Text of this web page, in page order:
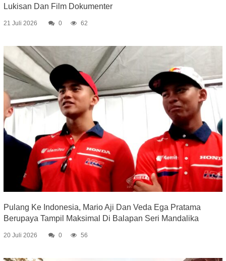
Lukisan Dan Film Dokumenter
21 Juli 2026 0 62
Pulang Ke Indonesia, Mario Aji Dan Veda Ega Pratama
Berupaya Tampil Maksimal Di Balapan Seri Mandalika
20 Juli 2026 0 56